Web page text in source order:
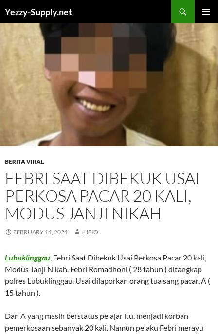
Yezzy-Supply.net
BERITA VIRAL
FEBRI SAAT DIBEKUK USAI
PERKOSA PACAR 20 KALI,
MODUS JANJI NIKAH
FEBRUARY 14, 2024 HJ8IO
Lubuklinggau, Febri Saat Dibekuk Usai Perkosa Pacar 20 kali,
Modus Janji Nikah. Febri Romadhoni ( 28 tahun ) ditangkap
polres Lubuklinggau. Usai dilaporkan orang tua sang pacar, A (
15 tahun ).
Dan A yang masih berstatus pelajar itu, menjadi korban
pemerkosaan sebanyak 20 kali. Namun pelaku Febri merayu